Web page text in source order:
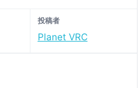
投稿者
Planet VRC